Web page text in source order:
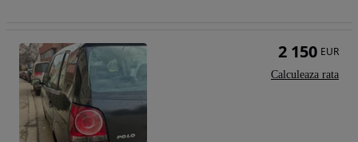
2 150 EUR
Calculeaza rata